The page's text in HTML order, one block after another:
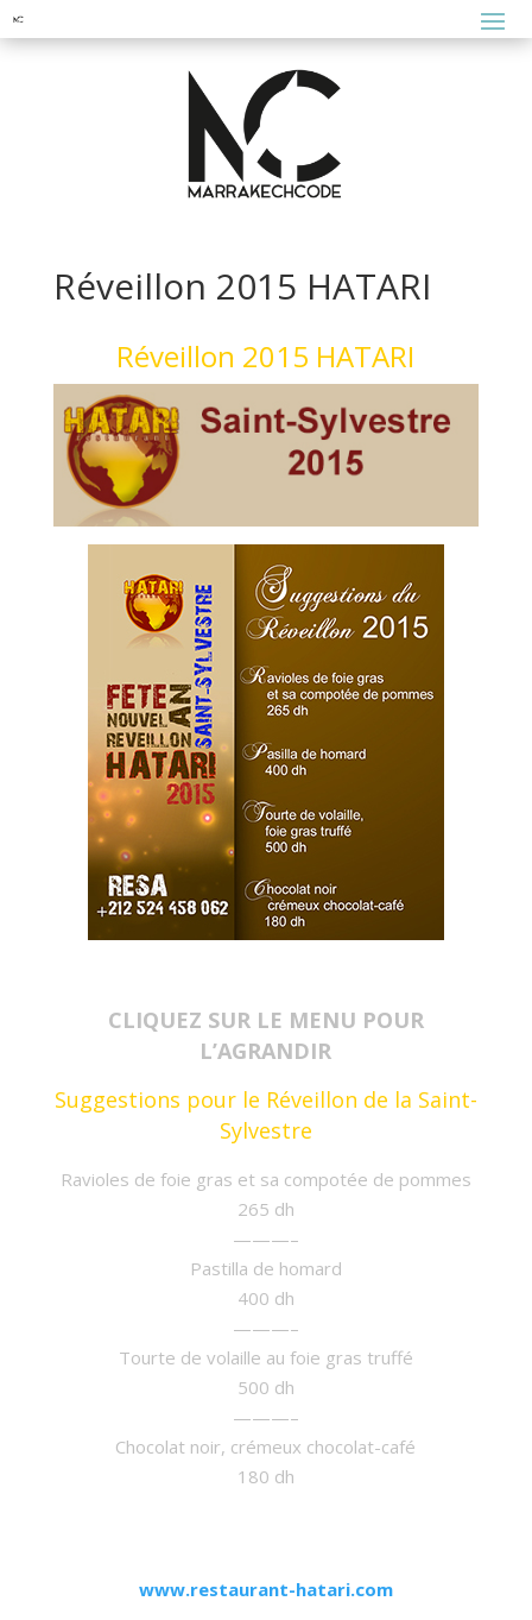
Réveillon 2015 HATARI
Réveillon 2015 HATARI
CLIQUEZ SUR LE MENU POUR
L’AGRANDIR
Suggestions pour le Réveillon de la Saint-
Sylvestre
Ravioles de foie gras et sa compotée de pommes
265 dh
———–
Pastilla de homard
400 dh
———–
Tourte de volaille au foie gras truffé
500 dh
———–
Chocolat noir, crémeux chocolat-café
180 dh
www.restaurant-hatari.com